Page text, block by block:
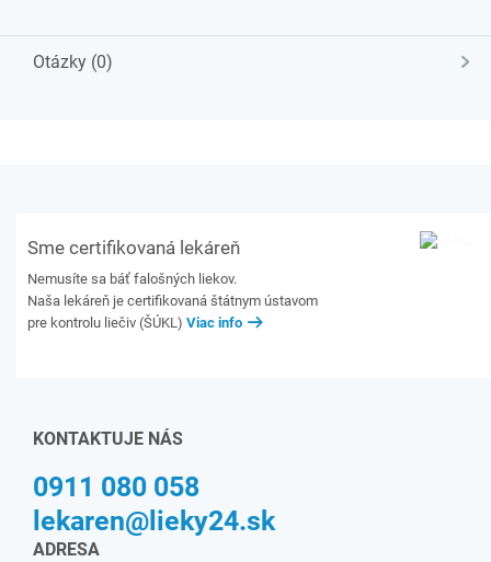
Otázky (0)
Sme certifikovaná lekáreň
Nemusíte sa báť falošných liekov.
Naša lekáreň je certifikovaná štátnym ústavom
pre kontrolu liečiv (ŠÚKL) Viac info
KONTAKTUJE NÁS
0911 080 058
lekaren@lieky24.sk
ADRESA